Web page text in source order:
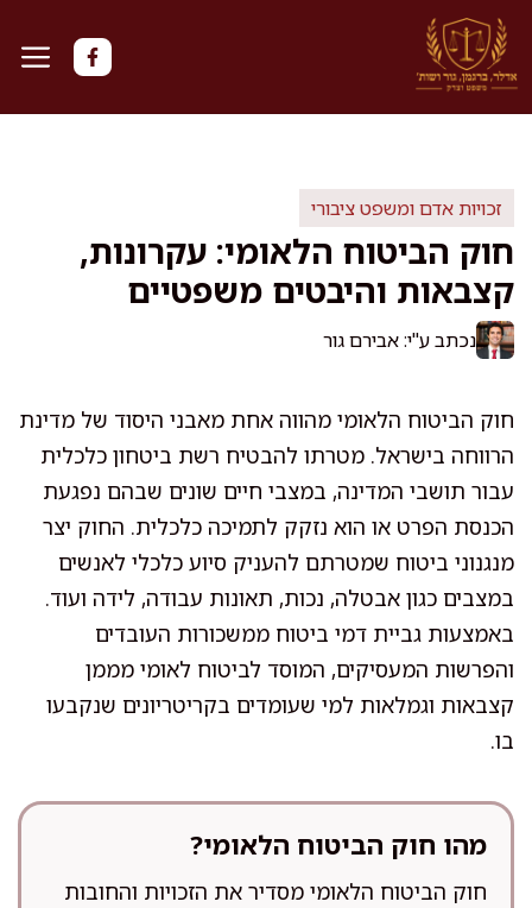
לדלג
לתוכן
זכויות אדם ומשפט ציבורי
חוק הביטוח הלאומי: עקרונות,
קצבאות והיבטים משפטיים
נכתב ע"י: אבירם גור
חוק הביטוח הלאומי מהווה אחת מאבני היסוד של מדינת
הרווחה בישראל. מטרתו להבטיח רשת ביטחון כלכלית
עבור תושבי המדינה, במצבי חיים שונים שבהם נפגעת
הכנסת הפרט או הוא נזקק לתמיכה כלכלית. החוק יצר
מנגנוני ביטוח שמטרתם להעניק סיוע כלכלי לאנשים
במצבים כגון אבטלה, נכות, תאונות עבודה, לידה ועוד.
באמצעות גביית דמי ביטוח ממשכורות העובדים
והפרשות המעסיקים, המוסד לביטוח לאומי מממן
קצבאות וגמלאות למי שעומדים בקריטריונים שנקבעו
בו.
מהו חוק הביטוח הלאומי?
חוק הביטוח הלאומי מסדיר את הזכויות והחובות